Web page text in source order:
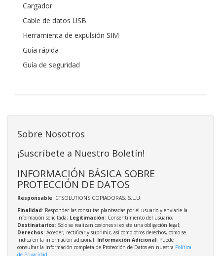
Cargador
Cable de datos USB
Herramienta de expulsión SIM
Guía rápida
Guía de seguridad
Sobre Nosotros
¡Suscríbete a Nuestro Boletín!
INFORMACIÓN BÁSICA SOBRE
PROTECCIÓN DE DATOS
Responsable: CTSOLUTIONS COPIADORAS, S.L.U.
Finalidad: Responder las consultas planteadas por el usuario y enviarle la
información solicitada; Legitimación: Consentimiento del usuario;
Destinatarios: Solo se realizan cesiones si existe una obligación legal;
Derechos: Acceder, rectificar y suprimir, así como otros derechos, como se
indica en la información adicional; Información Adicional: Puede
consultar la información completa de Protección de Datos en nuestra Política
de Privacidad